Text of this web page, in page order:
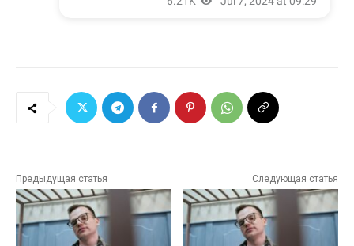
Предыдущая статья Следующая статья